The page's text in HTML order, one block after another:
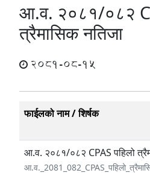
आ.व. २०८१/०८२
त्रैमासिक नतिजा
2081-08-15
फाईलको नाम / शिर्षक
आ.व. २०८१/०८२ CPAS पहिलो